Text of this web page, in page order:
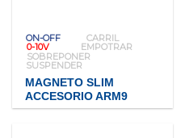
ON-OFF
CARRIL
0-10V
EMPOTRAR
SOBREPONER
SUSPENDER
MAGNETO SLIM
ACCESORIO ARM9